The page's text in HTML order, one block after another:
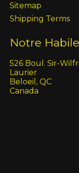
Sitemap
Shipping Terms
Notre
526 Boul. Sir-
Laurier
Beloeil, QC
Canada